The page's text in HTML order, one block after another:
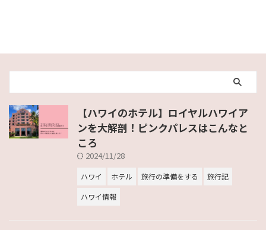
【ハワイのホテル】ロイヤルハワイア
ンを大解剖！ピンクパレスはこんなと
ころ
2024/11/28
ハワイ ホテル 旅行の準備をする
旅行記
ハワイ情報